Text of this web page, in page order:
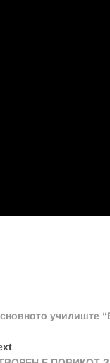
училиште
Next